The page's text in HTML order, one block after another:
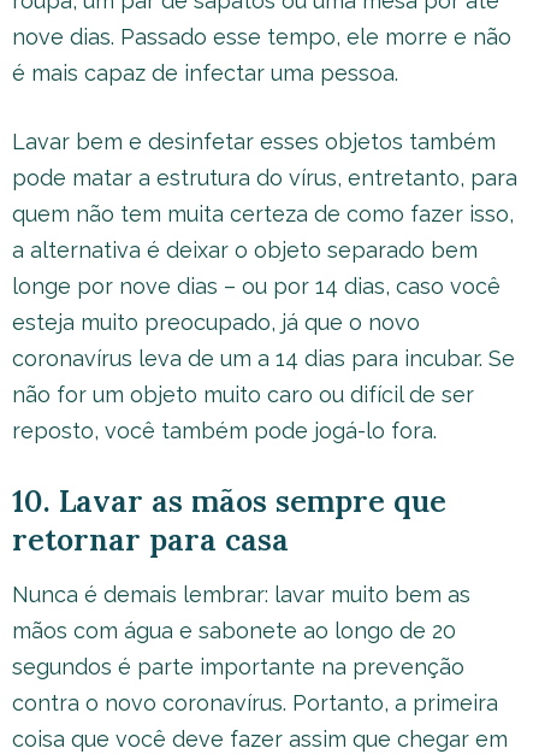
nove dias. Passado esse tempo, ele morre e não
é mais capaz de infectar uma pessoa.
Lavar bem e desinfetar esses objetos também
pode matar a estrutura do vírus, entretanto, para
quem não tem muita certeza de como fazer isso,
a alternativa é deixar o objeto separado bem
longe por nove dias – ou por 14 dias, caso você
esteja muito preocupado, já que o novo
coronavírus leva de um a 14 dias para incubar. Se
não for um objeto muito caro ou difícil de ser
reposto, você também pode jogá-lo fora.
10. Lavar as mãos sempre que
retornar para casa
Nunca é demais lembrar: lavar muito bem as
mãos com água e sabonete ao longo de 20
segundos é parte importante na prevenção
contra o novo coronavírus. Portanto, a primeira
coisa que você deve fazer assim que chegar em